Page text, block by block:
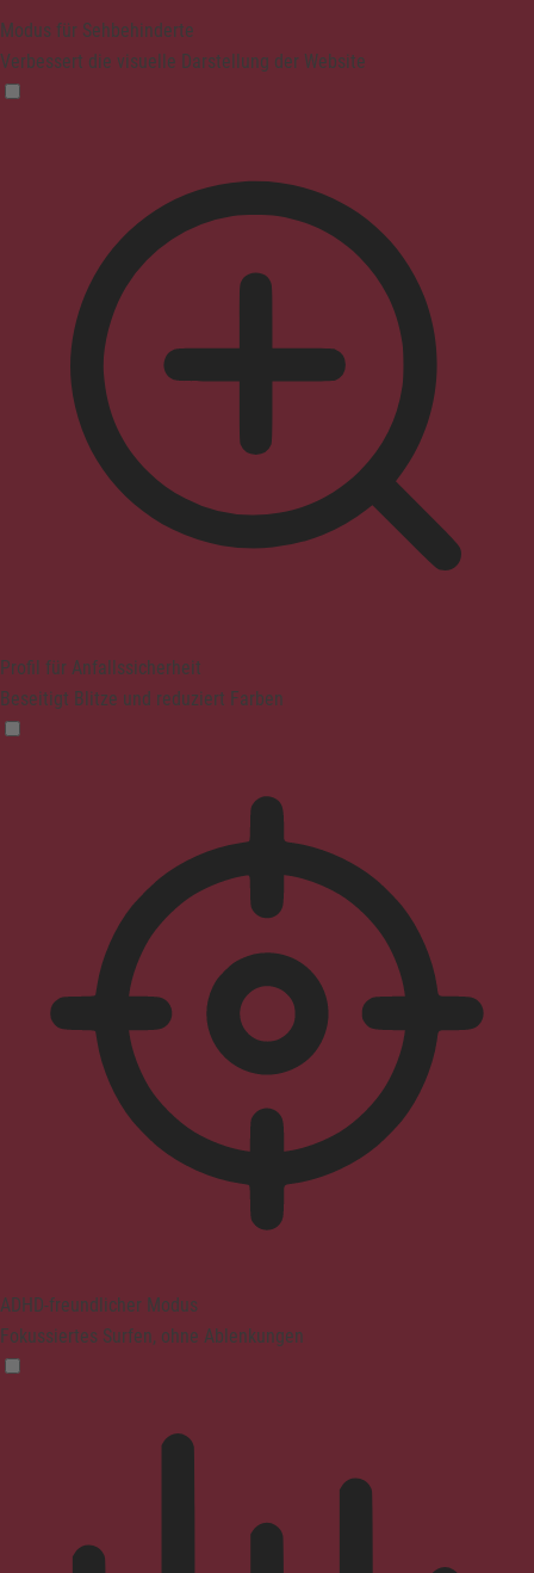
Modus für Sehbehinderte
Verbessert die visuelle Darstellung der Website
Profil für Anfallssicherheit
Beseitigt Blitze und reduziert Farben
ADHD-freundlicher Modus
Fokussiertes Surfen, ohne Ablenkungen